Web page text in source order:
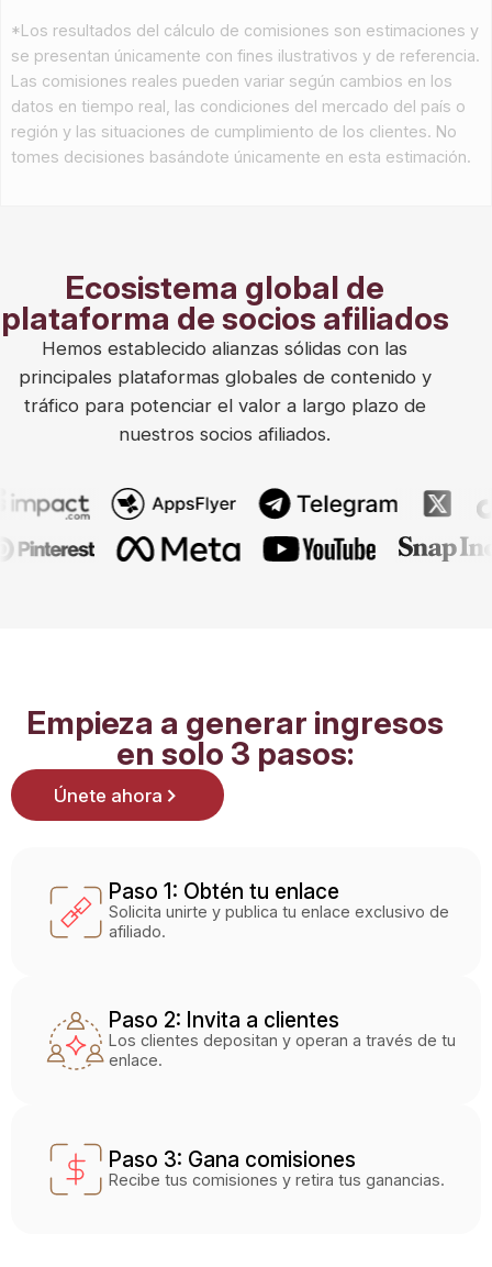
*Los resultados del cálculo de comisiones son estimaciones y
se presentan únicamente con fines ilustrativos y de referencia.
Las comisiones reales pueden variar según cambios en los
datos en tiempo real, las condiciones del mercado del país o
región y las situaciones de cumplimiento de los clientes. No
tomes decisiones basándote únicamente en esta estimación.
Ecosistema global de
plataforma de socios afiliados
Hemos establecido alianzas sólidas con las
principales plataformas globales de contenido y
tráfico para potenciar el valor a largo plazo de
nuestros socios afiliados.
Empieza a generar ingresos
en solo 3 pasos:
Únete ahora
Paso 1: Obtén tu enlace
Solicita unirte y publica tu enlace exclusivo de
afiliado.
Paso 2: Invita a clientes
Los clientes depositan y operan a través de tu
enlace.
Paso 3: Gana comisiones
Recibe tus comisiones y retira tus ganancias.